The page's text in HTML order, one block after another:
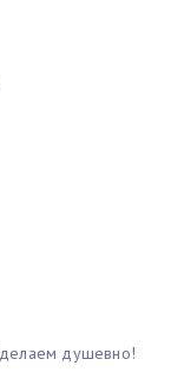
душевно!